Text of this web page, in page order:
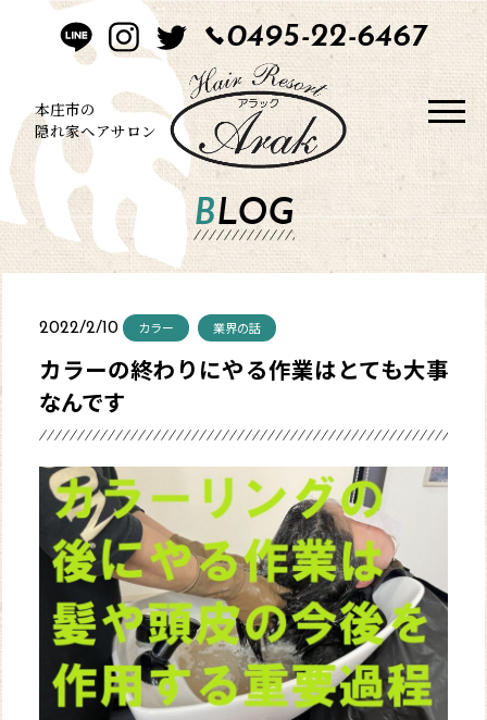
HOME
CONCEPT
STYLE
MENU
SALON
WEB予約
0495-22-6467
本庄市の
隠れ家ヘアサロン
BLOG
2022/2/10 カラー 業界の話
カラーの終わりにやる作業はとても大事
なんです